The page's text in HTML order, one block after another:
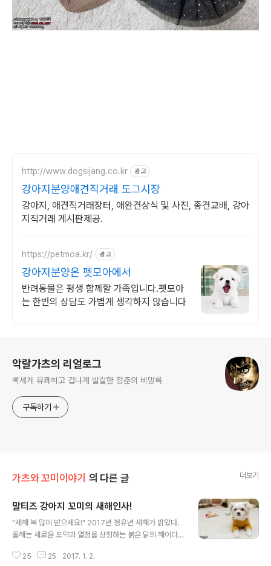
http://www.dogsijang.co.kr 광고
강아지분양애견직거래 도그시장
강아지, 애견직거래장터, 애완견상식 및 사진, 종견교배, 강아
지직거래 게시판제공.
https://petmoa.kr/ 광고
강아지분양은 펫모아에서
반려동물은 평생 함께할 가족입니다.펫모아
는 한번의 상담도 가볍게 생각하지 않습니다
악랄가츠의 리얼로그
빡세게 유쾌하고 겁나게 발랄한 청춘의 비망록
구독하기
가츠와 꼬미이야기 의 다른 글 더보기
말티즈 강아지 꼬미의 새해인사!
"새해 복 많이 받으세요!" 2017년 정유년 새해가 밝았다.
올해는 새로운 도약과 열정을 상징하는 붉은 닭의 해이다.
에서 새벽을 알리고 액운을 쫓는 꿈과 희망의 상징이다. 아
25 25 2017. 1. 2.